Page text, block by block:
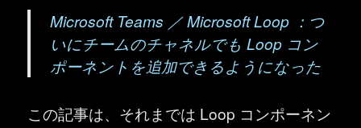
Microsoft Teams ／ Microsoft Loop ：つ
いにチームのチャネルでも Loop コン
ポーネントを追加できるようになった
この記事は、それまでは Loop コンポーネン